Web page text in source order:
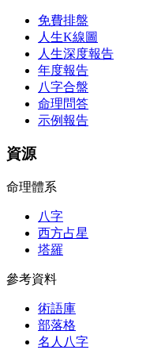
免費排盤
人生K線圖
人生深度報告
年度報告
八字合盤
命理問答
示例報告
資源
命理體系
八字
西方占星
塔羅
參考資料
術語庫
部落格
名人八字